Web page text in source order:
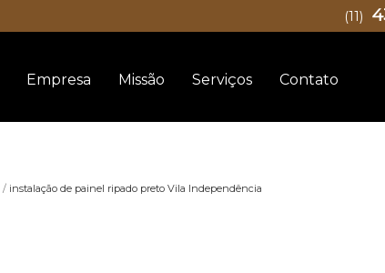
Empresa Missão Serviços Contato
(11)
instalação de painel ripado preto Vila Independência